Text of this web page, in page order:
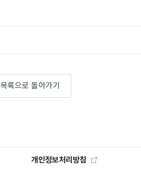
목록으로 돌아가기
개인정보처리방침